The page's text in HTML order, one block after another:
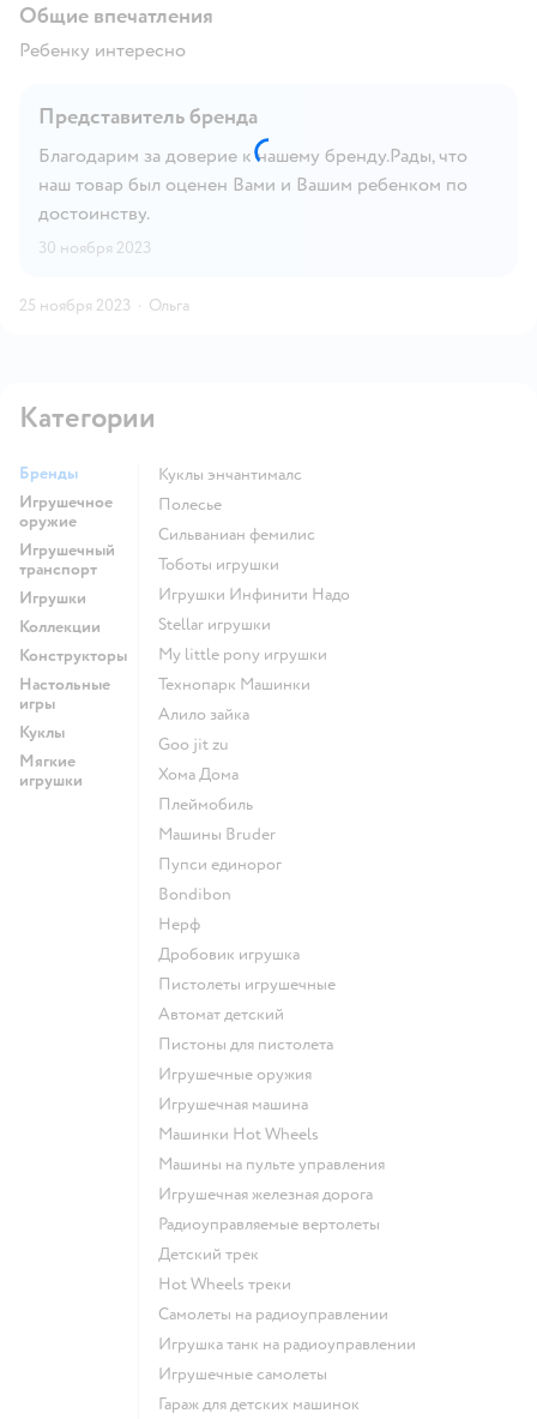
Общие впечатления
Ребенку интересно
Представитель бренда
Благодарим за доверие к нашему бренду.Рады, что
наш товар был оценен Вами и Вашим ребенком по
достоинству.
30 ноября 2023
25 ноября 2023 · Ольга
Категории
Бренды
Игрушечное
оружие
Игрушечный
транспорт
Игрушки
Коллекции
Конструкторы
Настольные
игры
Куклы
Мягкие
игрушки
Куклы энчантималс
Полесье
Сильваниан фемилис
Тоботы игрушки
Игрушки Инфинити Надо
Stellar игрушки
my little pony игрушки
Технопарк Машинки
Алило зайка
Goo jit zu
Хома Дома
Плеймобиль
Машины Bruder
Пупси единорог
Bondibon
Нерф
Дробовик игрушка
Пистолеты игрушечные
Автомат детский
Пистоны для пистолета
Игрушечные оружия
Игрушечная машина
Машинки Hot Wheels
Машины на пульте управления
Игрушечная железная дорога
Радиоуправляемые вертолеты
Детский трек
Hot Wheels треки
Самолеты на радиоуправлении
Игрушка танк на радиоуправлении
Игрушечные самолеты
Гараж для детских машинок